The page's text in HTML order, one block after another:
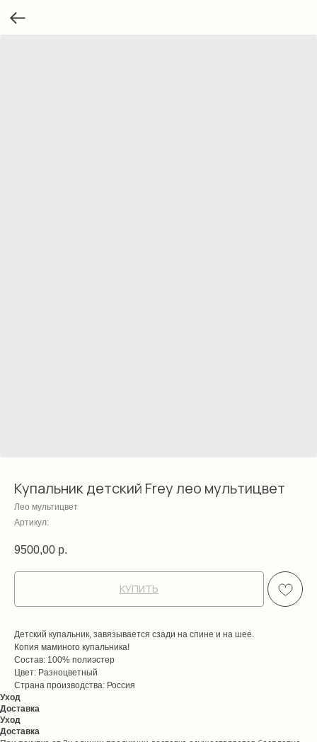
Купальник детский Frey лео мультицвет
Лео мультицвет
Артикул:
9500,00 р.
КУПИТЬ
Детский купальник, завязывается сзади на спине и на шее.
Копия маминого купальника!
Состав: 100% полиэстер
Цвет: Разноцветный
Страна производства: Россия
Уход
Доставка
Уход
Доставка